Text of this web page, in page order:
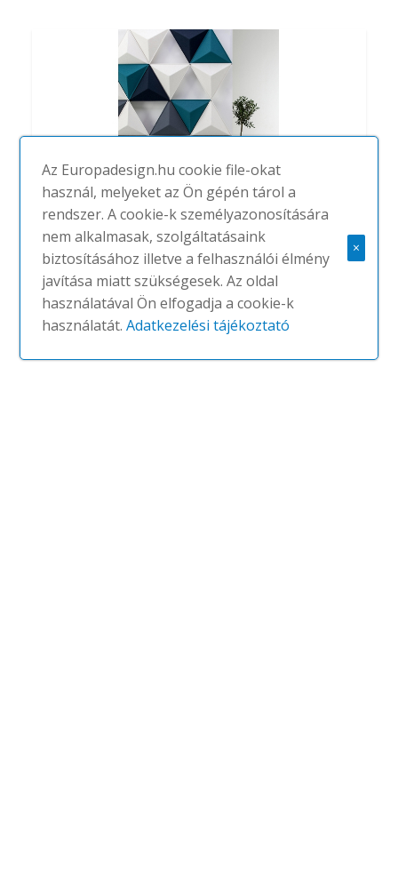
Aircone
ABSTRACTA
Az Europadesign.hu cookie file-okat
használ, melyeket az Ön gépén tárol a
rendszer. A cookie-k személyazonosítására
nem alkalmasak, szolgáltatásaink
biztosításához illetve a felhasználói élmény
javítása miatt szükségesek. Az oldal
használatával Ön elfogadja a cookie-k
használatát.Adatkezelési tájékoztató
×